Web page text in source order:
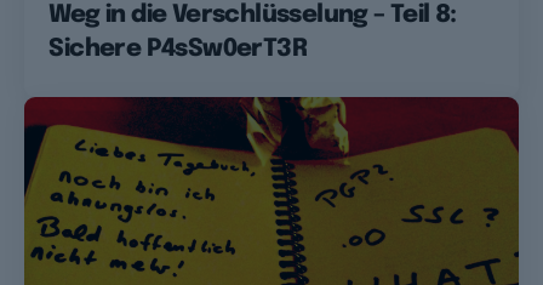
Weg in die Verschlüsselung – Teil 8:
Sichere P4sSw0erT3R